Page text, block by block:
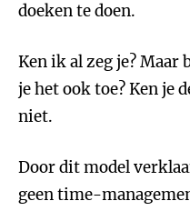
doeken te doen.
Ken ik al zeg je? Maar
je het ook toe? Ken je
niet.
Door dit model
geen time-